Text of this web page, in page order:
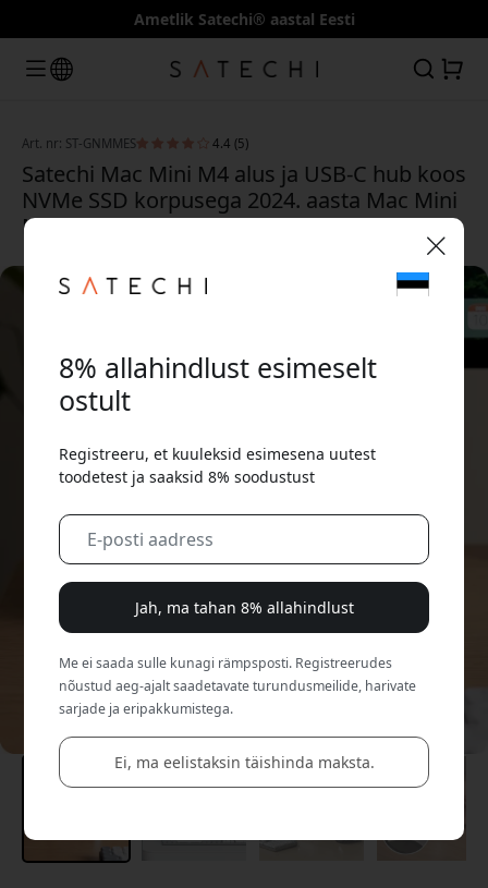
Ametlik Satechi® aastal Eesti
Art. nr: ST-GNMMES 4.4 (5)
Satechi Mac Mini M4 alus ja USB-C hub koos
NVMe SSD korpusega 2024. aasta Mac Mini
M4 ja M4 Pro jaoks - Silver
8% allahindlust esimeselt
ostult
Registreeru, et kuuleksid esimesena uutest
toodetest ja saaksid 8% soodustust
Jah, ma tahan 8% allahindlust
Me ei saada sulle kunagi rämpsposti. Registreerudes
nõustud aeg-ajalt saadetavate turundusmeilide, harivate
sarjade ja eripakkumistega.
Ei, ma eelistaksin täishinda maksta.
🎉 Sinu sooduskood:
Kasuta seda koodi kassas, et saada 8%
allahindlust.